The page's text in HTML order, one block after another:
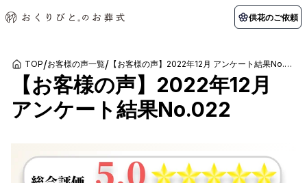
供花のご依頼
初めての方へ
初めての方へ 納棺の儀とは？
アフターサポート
関東エリア
千葉県 神奈川県
お客様の声
ご葬儀事例 お客様の声
葬儀の知識
葬儀の知識 供花のご依頼
TOP/お客様の声一覧/ 【お客様の声】2022年12月 アンケート結果No.022
【お客様の声】2022年12月
アンケート結果No.022